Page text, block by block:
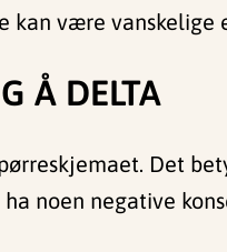
kan være vanskelige
Å DELTA
Det
noen negative